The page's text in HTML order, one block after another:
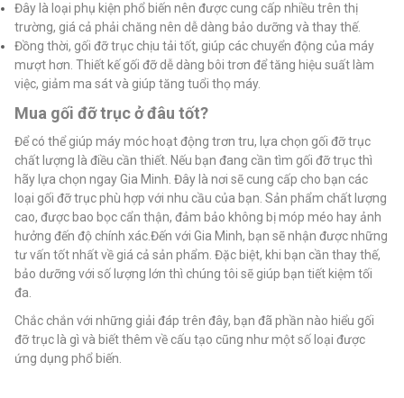
Đây là loại phụ kiện phổ biến nên được cung cấp nhiều trên thị
trường, giá cả phải chăng nên dễ dàng bảo dưỡng và thay thế.
Đồng thời, gối đỡ trục chịu tải tốt, giúp các chuyển động của máy
mượt hơn. Thiết kế gối đỡ dễ dàng bôi trơn để tăng hiệu suất làm
việc, giảm ma sát và giúp tăng tuổi thọ máy.
Mua gối đỡ trục ở đâu tốt?
Để có thể giúp máy móc hoạt động trơn tru, lựa chọn gối đỡ trục
chất lượng là điều cần thiết. Nếu bạn đang cần tìm gối đỡ trục thì
hãy lựa chọn ngay Gia Minh. Đây là nơi sẽ cung cấp cho bạn các
loại gối đỡ trục phù hợp với nhu cầu của bạn. Sản phẩm chất lượng
cao, được bao bọc cẩn thận, đảm bảo không bị móp méo hay ảnh
hưởng đến độ chính xác.Đến với Gia Minh, bạn sẽ nhận được những
tư vấn tốt nhất về giá cả sản phẩm. Đặc biệt, khi bạn cần thay thế,
bảo dưỡng với số lượng lớn thì chúng tôi sẽ giúp bạn tiết kiệm tối
đa.
Chắc chắn với những giải đáp trên đây, bạn đã phần nào hiểu gối
đỡ trục là gì và biết thêm về cấu tạo cũng như một số loại được
ứng dụng phổ biến.